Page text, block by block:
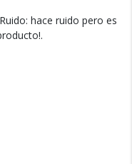
hace ruido pero es
tan